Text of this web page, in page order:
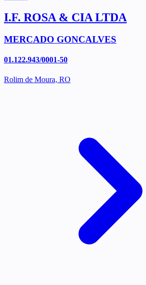
I.F. ROSA & CIA LTDA
MERCADO GONCALVES
01.122.943/0001-50
Rolim de Moura, RO